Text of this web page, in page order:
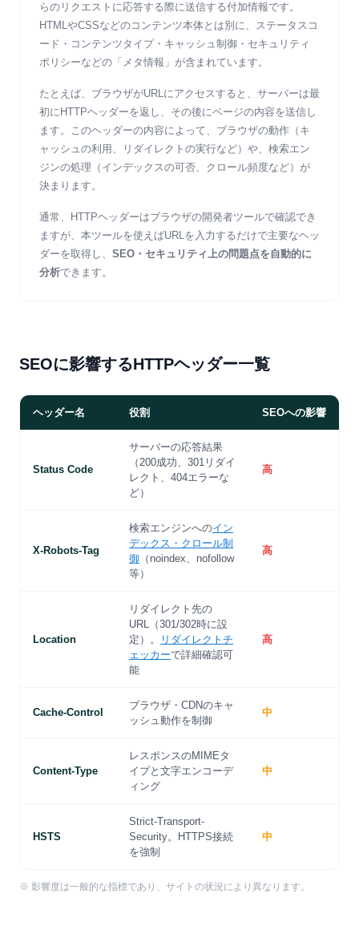
らのリクエストに応答する際に送信する付加情報です。
HTMLやCSSなどのコンテンツ本体とは別に、ステータスコ
ード・コンテンツタイプ・キャッシュ制御・セキュリティ
ポリシーなどの「メタ情報」が含まれています。
たとえば、ブラウザがURLにアクセスすると、サーバーは最
初にHTTPヘッダーを返し、その後にページの内容を送信し
ます。このヘッダーの内容によって、ブラウザの動作（キ
ャッシュの利用、リダイレクトの実行など）や、検索エン
ジンの処理（インデックスの可否、クロール頻度など）が
決まります。
通常、HTTPヘッダーはブラウザの開発者ツールで確認でき
ますが、本ツールを使えばURLを入力するだけで主要なヘッ
ダーを取得し、 SEO・セキュリティ上の問題点を自動的に
分析できます。
SEOに影響するHTTPヘッダー一覧
ヘッダー名 役割 SEOへの影響
Status Code
サーバーの応答結果
（200成功、301リダイ
レクト、404エラーな
ど）
高
X-Robots-Tag
検索エンジンへのイン
デックス・クロール制
御 （noindex、nofollow
等）
高
Location
リダイレクト先の
URL（301/302時に設
定）。
リダイレクトチ
ェッカーで詳細確認可
能
高
Cache-Control
ブラウザ・CDNのキャ
ッシュ動作を制御
中
Content-Type
レスポンスのMIMEタ
イプと文字エンコーデ
ィング
中
HSTS
Strict-Transport-
Security。HTTPS接続
を強制
中
※ 影響度は一般的な指標であり、サイトの状況により異なります。